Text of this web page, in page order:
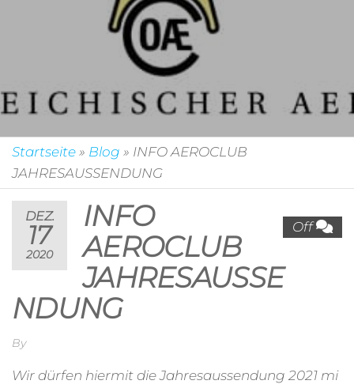
Startseite » Blog » INFO AEROCLUB
JAHRESAUSSENDUNG
DEZ.
17
2020
Off
INFO
AEROCLUB
JAHRESAUSSE
NDUNG
By
Wir dürfen hiermit die Jahresaussendung 2021 mi